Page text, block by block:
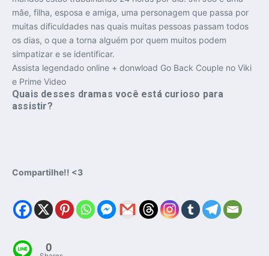
mãe, filha, esposa e amiga, uma personagem que passa por
muitas dificuldades nas quais muitas pessoas passam todos
os dias, o que a torna alguém por quem muitos podem
simpatizar e se identificar.
Assista legendado online + donwload Go Back Couple no Viki
e Prime Video
Quais desses dramas você está curioso para
assistir?
Compartilhe!! <3
0